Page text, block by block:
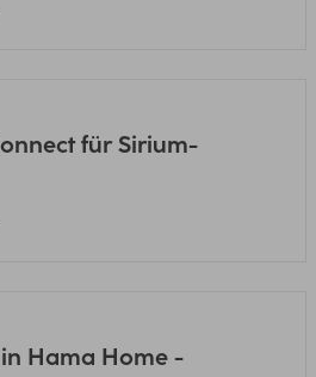
für Sirium-
Hama Home -